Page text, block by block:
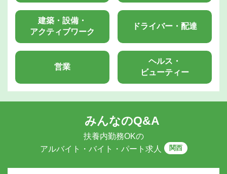
建築・設備・
アクティブワーク
ドライバー・配達
営業
ヘルス・
ビューティー
みんなのQ&A
扶養内勤務OKの
アルバイト・バイト・パート求人
関西